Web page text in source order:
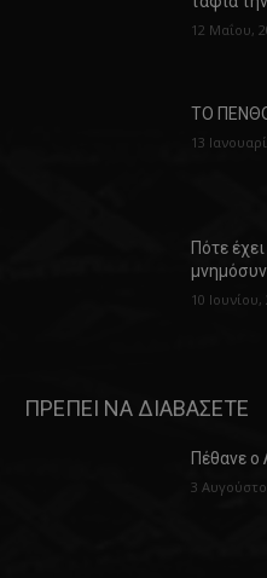
12 Μαΐου,
ΤΟ
13
Πότε
10 Ιουνίου,
ΠΡΕΠΕΙ ΝΑ ΔΙΑΒΑΣΕΤΕ
Πέθανε ο
3